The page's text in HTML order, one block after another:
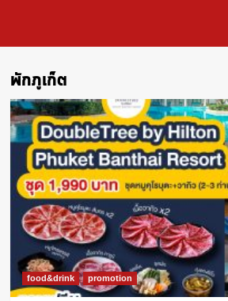
พักภูเก็ต
food&drink promotion